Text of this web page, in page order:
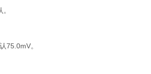
75.0mV。